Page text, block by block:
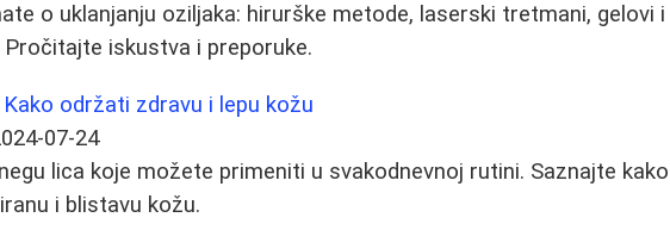
o uklanjanju oziljaka: hirurške metode, laserski tretmani, gelovi
iskustva i preporuke.
održati zdravu i lepu kožu
07-24
lica koje možete primeniti u svakodnevnoj rutini. Saznajte kako
i blistavu kožu.